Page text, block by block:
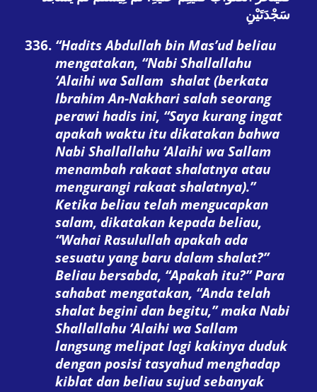
سَجْدَتَيْنِ
“Hadits Abdullah bin Mas’ud beliau
mengatakan, “Nabi Shallallahu
‘Alaihi wa Sallam shalat (berkata
Ibrahim An-Nakhari salah seorang
perawi hadis ini, “Saya kurang ingat
apakah waktu itu dikatakan bahwa
Nabi Shallallahu ‘Alaihi wa Sallam
menambah rakaat shalatnya atau
mengurangi rakaat shalatnya).”
Ketika beliau telah mengucapkan
salam, dikatakan kepada beliau,
“Wahai Rasulullah apakah ada
sesuatu yang baru dalam shalat?”
Beliau bersabda, “Apakah itu?” Para
sahabat mengatakan, “Anda telah
shalat begini dan begitu,” maka Nabi
Shallallahu ‘Alaihi wa Sallam
langsung melipat lagi kakinya duduk
dengan posisi tasyahud menghadap
kiblat dan beliau sujud sebanyak